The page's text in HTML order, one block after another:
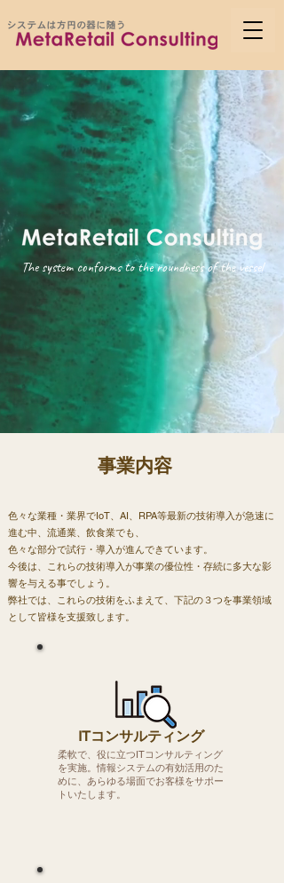
The system conforms to the roundness of the vessel
​事業内容
色々な業種・業界でIoT、AI、RPA等最新の技術導入が急速に
進む中、流通業、飲食業でも、
色々な部分で試行・導入が進んできています。
今後は、これらの技術導入が事業の優位性・存続に多大な影
響を与える事でしょう。
弊社では、これらの技術をふまえて、下記の３つを事業領域
として皆様を支援致します。
​ITコンサルティング
柔軟で、役に立つITコンサルティング
を実施。情報システムの有効活用のた
めに、あらゆる場面でお客様をサポー
トいたします。